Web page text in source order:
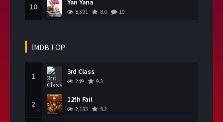
10 Yan Yana
8,391 8.0 10
İMDB TOP
1 3rd Class
249 9.3
2 12th Fail
2,183 9.2